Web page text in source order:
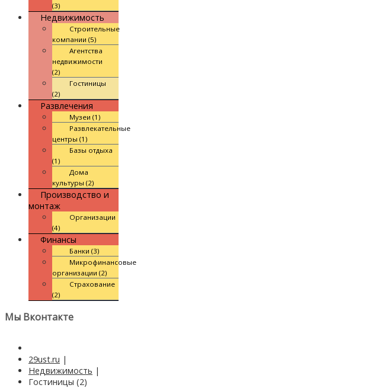
(3)
Недвижимость
Строительные
компании (5)
Агентства
недвижимости
(2)
Гостиницы
(2)
Развлечения
Музеи (1)
Развлекательные
центры (1)
Базы отдыха
(1)
Дома
культуры (2)
Производство и
монтаж
Организации
(4)
Финансы
Банки (3)
Микрофинансовые
организации (2)
Страхование
(2)
Мы Вконтакте
29ust.ru |
Недвижимость |
Гостиницы (2)